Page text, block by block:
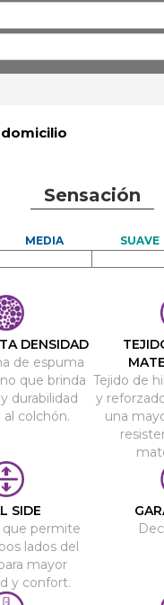
domicilio
Sensación
DENSIDAD
de espuma
que brinda
durabilidad
al colchón.
Tejido de
y
una
SIDE
que permite
lados del
mayor
y confort.